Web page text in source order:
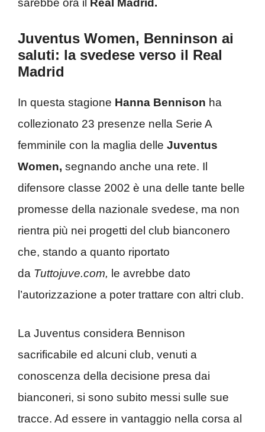
Juventus Women, Benninson ai
saluti: la svedese verso il Real
Madrid
In questa stagione Hanna Bennison ha
collezionato 23 presenze nella Serie A
femminile con la maglia delle Juventus
Women, segnando anche una rete. Il
difensore classe 2002 è una delle tante belle
promesse della nazionale svedese, ma non
rientra più nei progetti del club bianconero
che, stando a quanto riportato
da Tuttojuve.com, le avrebbe dato
l’autorizzazione a poter trattare con altri club.
La Juventus considera Bennison
sacrificabile ed alcuni club, venuti a
conoscenza della decisione presa dai
bianconeri, si sono subito messi sulle sue
tracce. Ad essere in vantaggio nella corsa al